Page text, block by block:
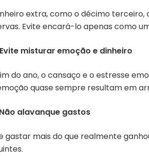
extra, como o décimo
Evite encará-lo apenas como
misturar emoção e dinheiro
do ano, o cansaço e o estresse
quase sempre resultam em
alavanque gastos
gastar mais do que realmente